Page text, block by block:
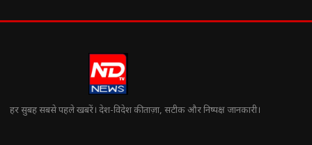
हर सुबह सबसे पहले खबरें। देश-विदेश की ताज़ा, सटीक और निष्पक्ष जानकारी।